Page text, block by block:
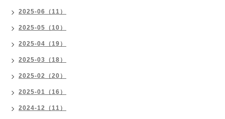
2025-06（11）
2025-05（10）
2025-04（19）
2025-03（18）
2025-02（20）
2025-01（16）
2024-12（11）